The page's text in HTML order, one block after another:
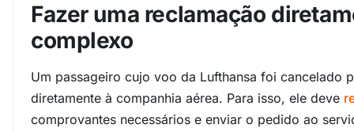
Fazer uma reclamação
complexo
Um passageiro cujo voo da Lufthansa foi cancelado
diretamente à companhia aérea. Para isso, ele deve
comprovantes necessários e enviar o pedido ao